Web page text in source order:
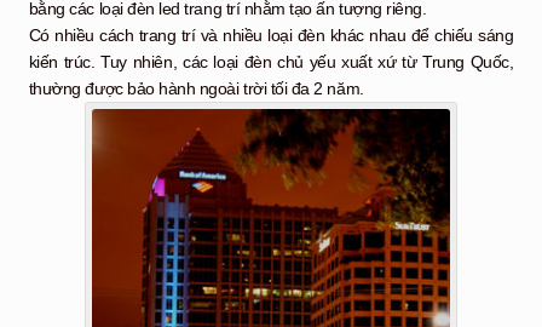
Hỏi đáp
bằng các loại đèn led trang trí nhằm tạo ấn tượng riêng.
Có nhiều cách trang trí và nhiều loại đèn khác nhau để chiếu sáng
kiến trúc. Tuy nhiên, các loại đèn chủ yếu xuất xứ từ Trung Quốc,
thường được bảo hành ngoài trời tối đa 2 năm.